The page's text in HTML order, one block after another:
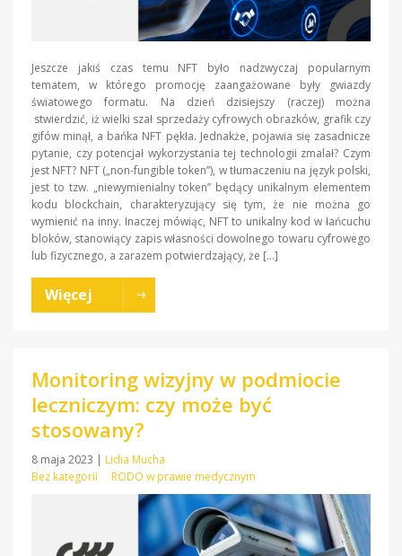
Jeszcze jakiś czas temu NFT było nadzwyczaj popularnym
tematem, w którego promocję zaangażowane były gwiazdy
światowego formatu. Na dzień dzisiejszy (raczej) można
stwierdzić, iż wielki szał sprzedaży cyfrowych obrazków, grafik czy
gifów minął, a bańka NFT pękła. Jednakże, pojawia się zasadnicze
pytanie, czy potencjał wykorzystania tej technologii zmalał? Czym
jest NFT? NFT („non-fungible token”), w tłumaczeniu na język polski,
jest to tzw. „niewymienialny token” będący unikalnym elementem
kodu blockchain, charakteryzujący się tym, że nie można go
wymienić na inny. Inaczej mówiąc, NFT to unikalny kod w łańcuchu
bloków, stanowiący zapis własności dowolnego towaru cyfrowego
lub fizycznego, a zarazem potwierdzający, że […]
Więcej
Monitoring wizyjny w podmiocie
leczniczym: czy może być
stosowany?
8 maja 2023 | Lidia Mucha
Bez kategorii
RODO w prawie medycznym